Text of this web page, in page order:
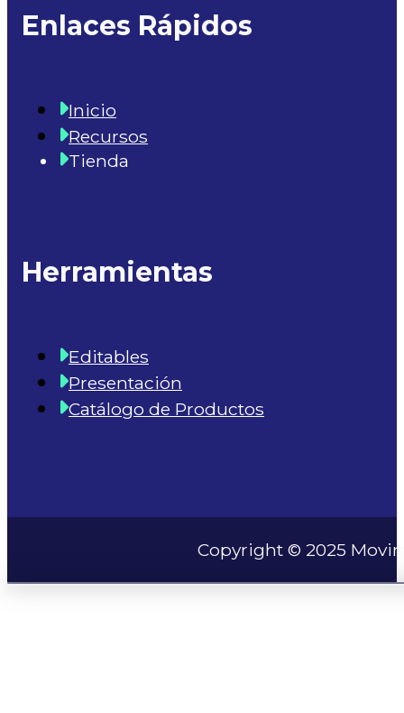
Enlaces Rápidos
Inicio
Recursos
Tienda
Herramientas
Editables
Presentación
Catálogo de Productos
Copyright © 2025